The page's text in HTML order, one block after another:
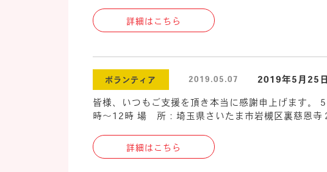
詳細はこちら
ボランティア 2019.05.07 2019年5月25
皆様、いつもご支援を頂き本当に感謝申上げます
時～12時 場 所：埼玉県さいたま市岩槻区裏慈恩
詳細はこちら